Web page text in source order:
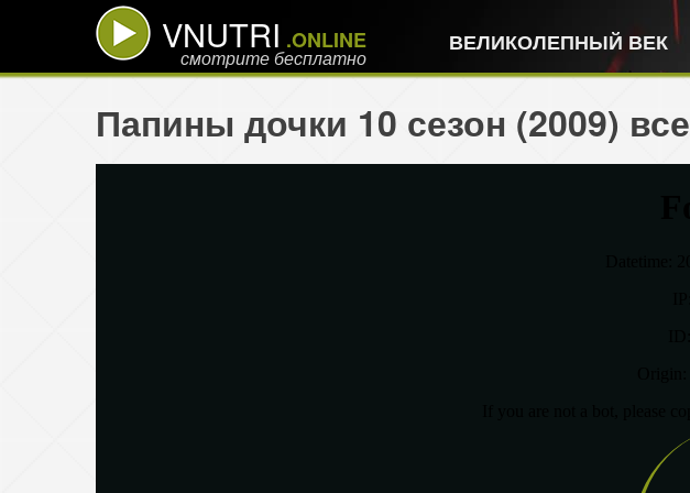
VNUTRI .ONLINE
смотрите бесплатно
ВЕЛИКОЛЕПНЫЙ ВЕК
Папины дочки 10 сезон (2009)